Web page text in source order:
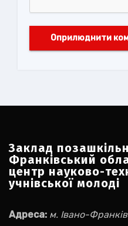
Заклад
Франківський
центр науково-
учнівської молоді
Адреса: м. Івано-